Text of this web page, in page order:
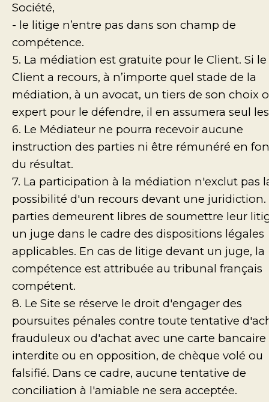
Société,
- le litige n’entre pas dans son champ de
compétence.
5. La médiation est gratuite pour le Client. Si le
Client a recours, à n’importe quel stade de la
médiation, à un avocat, un tiers de son choix
expert pour le défendre, il en assumera seul
6. Le Médiateur ne pourra recevoir aucune
instruction des parties ni être rémunéré en
du résultat.
7. La participation à la médiation n'exclut pas
possibilité d'un recours devant une juridiction.
parties demeurent libres de soumettre leur
un juge dans le cadre des dispositions légales
applicables. En cas de litige devant un juge, la
compétence est attribuée au tribunal français
compétent.
8. Le Site se réserve le droit d'engager des
poursuites pénales contre toute tentative
frauduleux ou d'achat avec une carte bancaire
interdite ou en opposition, de chèque volé ou
falsifié. Dans ce cadre, aucune tentative de
conciliation à l'amiable ne sera acceptée.